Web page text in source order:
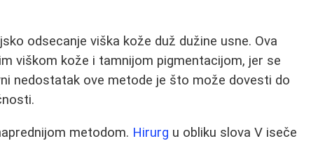
odsecanje viška kože duž dužine usne. Ova
viškom kože i tamnijom pigmentacijom, jer se
nedostatak ove metode je što može dovesti do
metodom. Hirurg u obliku slova V iseče